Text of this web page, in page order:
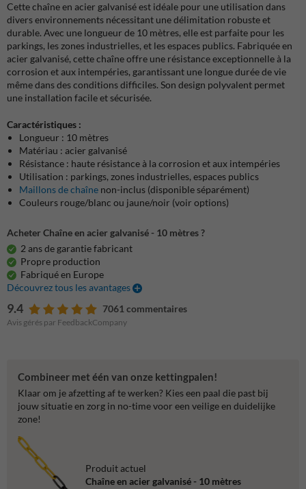
Cette chaîne en acier galvanisé est idéale pour une utilisation dans
divers environnements nécessitant une délimitation robuste et
durable. Avec une longueur de 10 mètres, elle est parfaite pour les
parkings, les zones industrielles, et les espaces publics. Fabriquée en
acier galvanisé, cette chaîne offre une résistance exceptionnelle à la
corrosion et aux intempéries, garantissant une longue durée de vie
même dans des conditions difficiles. Son design polyvalent permet
une installation facile et sécurisée.
Caractéristiques :
Longueur : 10 mètres
Matériau : acier galvanisé
Résistance : haute résistance à la corrosion et aux intempéries
Utilisation : parkings, zones industrielles, espaces publics
Maillons de chaîne non-inclus (disponible séparément)
Couleurs rouge/blanc ou jaune/noir (voir options)
Acheter Chaîne en acier galvanisé - 10 mètres ?
2 ans de garantie fabricant
Propre production
Fabriqué en Europe
Découvrez tous les avantages
9.4 7061 commentaires
Avis gérés par FeedbackCompany
Combineer met één van onze kettingpalen!
Klaar om je afzetting af te werken? Kies een paal die past bij
jouw situatie en zorg in no-time voor een veilige en duidelijke
zone!
Produit actuel
Chaîne en acier galvanisé - 10 mètres